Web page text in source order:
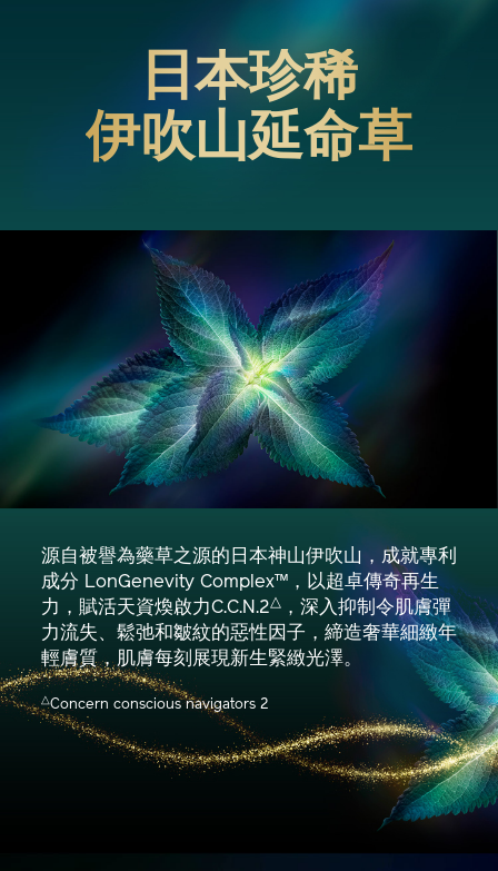
日本珍稀
伊吹山延命草
源自被譽為藥草之源的日本神山伊吹山，成就專利
成分 LonGenevity Complex™，以超卓傳奇再生
力，賦活天資煥啟力C.C.N.2△
，深入抑制令肌膚彈
力流失、鬆弛和皺紋的惡性因子，締造奢華細緻年
輕膚質，肌膚每刻展現新生緊緻光澤。
△Concern conscious navigators 2